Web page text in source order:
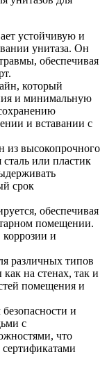
устойчивую и
унитаза. Он
обеспечивая
который
и минимальную
и вставании с
из высокопрочного
или пластик
срок
обеспечивая
помещении.
коррозии и
различных типов
на стенах, так и
помещения и
и
с
что